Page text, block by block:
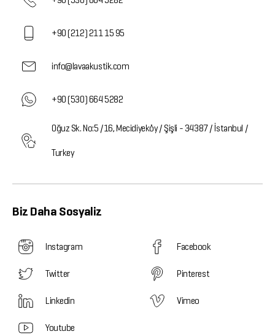
+90 (212) 211 15 95
info@lavaakustik.com
+90 (530) 664 5282
Oğuz Sk. No:5 /16, Mecidiyeköy / Şişli - 34387 / İstanbul /
Turkey
Biz Daha Sosyaliz
Instagram Facebook
Twitter Pinterest
Linkedin Vimeo
Youtube